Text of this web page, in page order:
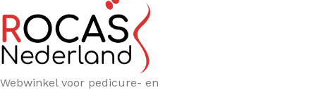
Webwinkel voor pedicure- en